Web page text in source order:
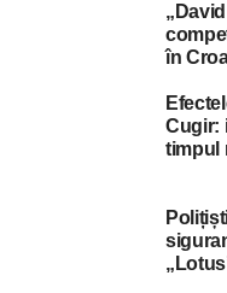
în
Cugir:
timpul